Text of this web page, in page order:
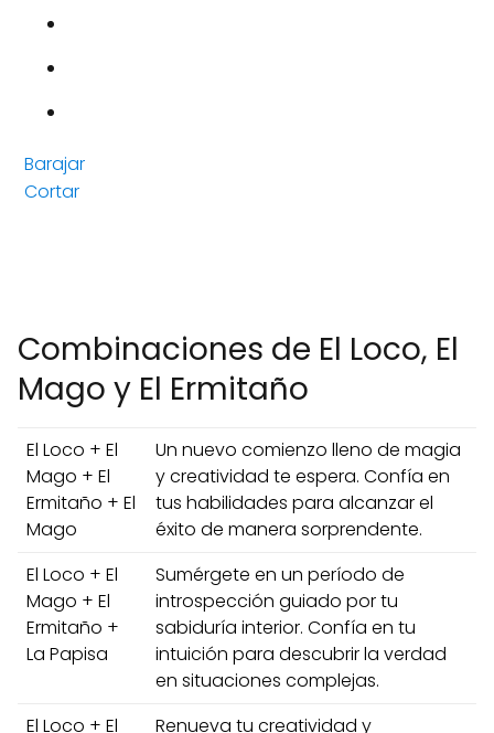
Barajar
Cortar
Combinaciones de El Loco, El
Mago y El Ermitaño
El Loco + El
Mago + El
Ermitaño + El
Mago
Un nuevo comienzo lleno de magia
y creatividad te espera. Confía en
tus habilidades para alcanzar el
éxito de manera sorprendente.
El Loco + El
Mago + El
Ermitaño +
La Papisa
Sumérgete en un período de
introspección guiado por tu
sabiduría interior. Confía en tu
intuición para descubrir la verdad
en situaciones complejas.
El Loco + El
Renueva tu creatividad y